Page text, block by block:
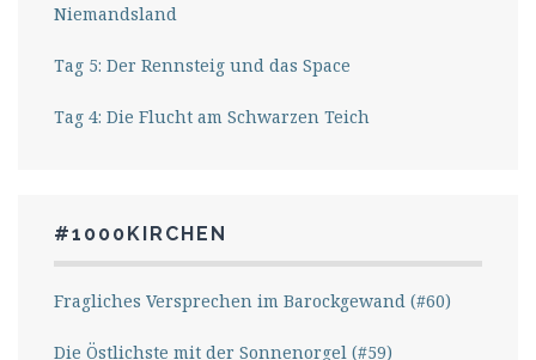
Niemandsland
Tag 5: Der Rennsteig und das Space
Tag 4: Die Flucht am Schwarzen Teich
#1000KIRCHEN
Fragliches Versprechen im Barockgewand (#60)
Die Östlichste mit der Sonnenorgel (#59)